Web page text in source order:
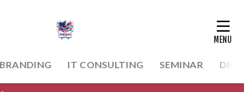
BRANDING IT CONSULTING SEMINAR